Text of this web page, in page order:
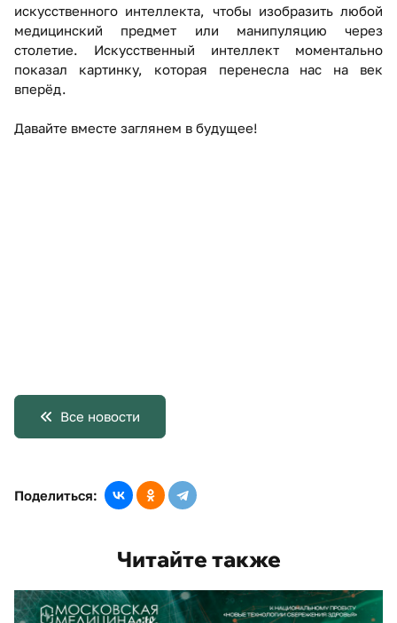
искусственного интеллекта, чтобы изобразить любой
медицинский предмет или манипуляцию через
столетие. Искусственный интеллект моментально
показал картинку, которая перенесла нас на век
вперёд.
Давайте вместе заглянем в будущее!
Все новости
Поделиться:
Читайте также